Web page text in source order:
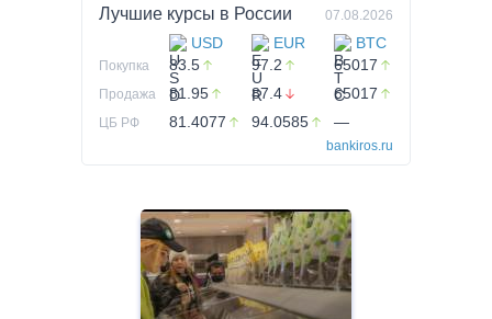
Лучшие курсы в России 07.08.2026
USD EUR BTC
Покупка 83.5 97.2 65017
Продажа 81.95 87.4 65017
ЦБ РФ 81.4077 94.0585 —
bankiros.ru